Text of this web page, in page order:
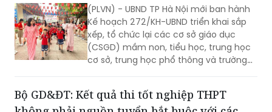
địa giới hành chính tại thời điểm Nghị
quyết số 84/2026/NQ-HĐND có hiệu
lực thi hành.
(PLVN) - UBND TP Hà Nội mới ban hành
Kế hoạch 272/KH-UBND triển khai sắp
xếp, tổ chức lại các cơ sở giáo dục
(CSGD) mầm non, tiểu học, trung học
cơ sở, trung học phổ thông và trường
Bộ GD&ĐT: Kết quả thi tốt nghiệp THPT